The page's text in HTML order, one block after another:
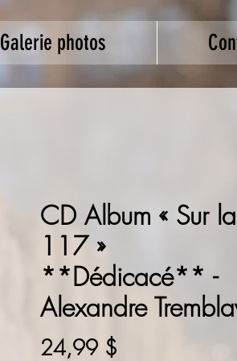
Galerie photos
CD Album « Sur la
117 »
**Dédicacé** -
Alexandre
24,99 $